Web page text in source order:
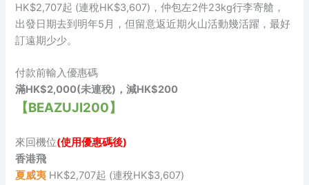
HK$2,707起 (連稅HK$3,607)，仲包左2件23kg行李寄艙，
出發日期去到明年5月，但留意返近期火山活動幾活躍，最好
訂遠期少少。
付款前輸入優惠碼
滿HK$2,000(未連稅)，減HK$200
【BEAZUJI200】
來回機位(使用優惠碼後)
香港飛
夏威夷 HK$2,707起 (連稅HK$3,607)